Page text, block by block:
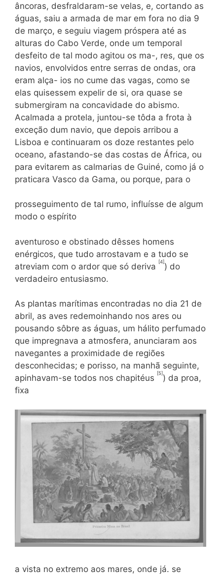
âncoras, des­fraldaram-se velas, e, cortando as
águas, saiu a armada de mar em fora no dia 9
de março, e seguiu viagem próspera até as
alturas do Cabo Verde, onde um temporal
desfeito de tal modo agitou os ma-, res, que os
navios, envolvidos entre serras de ondas, ora
eram alça- ios no cume das vagas, como se
elas quisessem expelir de si, ora quase se
submergiram na concavidade do abismo.
Acalmada a pro­tela, juntou-se tôda a frota à
exceção dum navio, que depois ar­ribou a
Lisboa e continuaram os doze restantes pelo
oceano, afas­tando-se das costas de África, ou
para evitarem as calmarias de Guiné, como já o
praticara Vasco da Gama, ou porque, para o
prosseguimento de tal rumo, influísse de algum
modo o espírito
aventuroso e obstinado dêsses homens
enérgicos, que tudo arrosta­vam e a tudo se
atreviam com o ardor que só deriva
[4]) do
verda­deiro entusiasmo.
As plantas marítimas encontradas no dia 21 de
abril, as aves redemoinhando nos ares ou
pousando sôbre as águas, um hálito perfumado
que impregnava a atmosfera, anunciaram aos
nave­gantes a proximidade de regiões
desconhecidas; e porisso, na ma­nhã seguinte,
apinhavam-se todos nos chapitéus
[5]) da proa,
fixa
a vista no extremo aos mares, onde já. se